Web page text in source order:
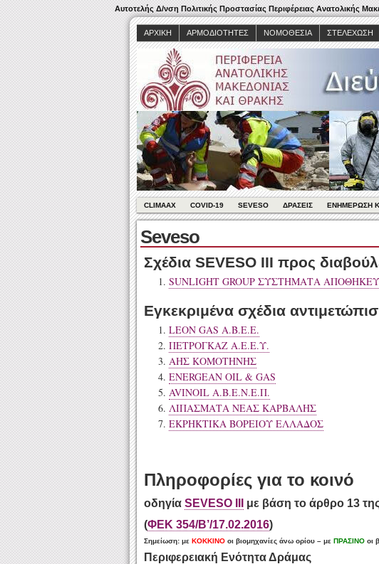
Αυτοτελής Δ/νση Πολιτικής Προστασίας Περιφέρειας Ανατολικής
ΑΡΧΙΚΉ ΑΡΜΟΔΙΌΤΗΤΕΣ ΝΟΜΟΘΕΣΊΑ ΣΤΕΛΈΧΩΣΗ
CLIMAAX COVID-19 SEVESO ΔΡΆΣΕΙΣ ΕΝΗΜΈΡΩΣΗ
Seveso
Σχέδια SEVESO III προς
SUNLIGHT GROUP ΣΥΣΤΗΜΑΤΑ
Εγκεκριμένα σχέδια
LEON GAS Α.Β.Ε.Ε.
ΠΕΤΡΟΓΚΑΖ Α.Ε.Ε.Υ.
ΑΗΣ ΚΟΜΟΤΗΝΗΣ
ENERGEAN OIL & GAS
AVINOIL Α.Β.Ε.Ν.Ε.Π.
ΛΙΠΑΣΜΑΤΑ ΝΕΑΣ ΚΑΡΒΑΛΗΣ
ΕΚΡΗΚΤΙΚΑ ΒΟΡΕΙΟΥ ΕΛΛΑΔΟΣ
Πληροφορίες για το κοινό
οδηγία SEVESO III
με βάση το άρθρο 13
(ΦΕΚ 354/Β’/17.02.2016)
Σημείωση: με ΚΟΚΚΙΝΟ οι βιομηχανίες άνω ορίου – με ΠΡΑΣΙΝΟ οι
Περιφερειακή Ενότητα Δράμας